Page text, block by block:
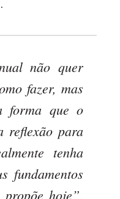
não quer
fazer, mas
forma que o
reflexão para
tenha
fundamentos
hoje”,